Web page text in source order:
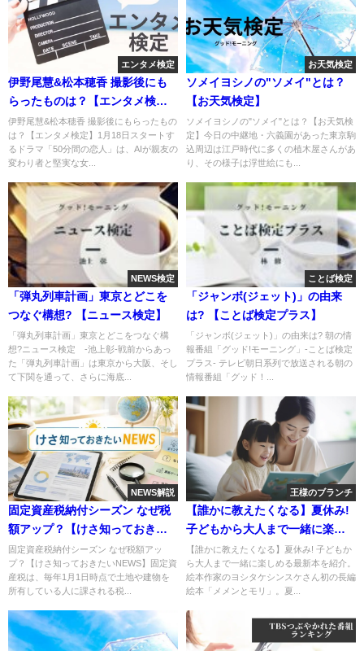
エンタメ検定
伊野尾慧&松本穂香 撮影後にも
らったものは？【エンタメ検
定】
伊野尾慧&松本穂香 撮影後にもらったもの
は？【エンタメ検定】1月18日スタートす
るドラマ「50分間の恋人」は、AIが親友の
変わり者と堅実な女...
お天気検定
ソメイヨシノの"ソメイ"とは？
【お天気検定】
ソメイヨシノの"ソメイ"とは？【お天気検
定】今日の中継地・六義園があった東京駒
込周辺は江戸時代に多くの植木屋さんがあ
り、その様子は浮世絵にも...
NEWS検定
「弾丸列車計画」東京とどこを
つなぐ構想? 【ニュース検定】
「弾丸列車計画」東京とどこをつなぐ構
想?ニュース検定 -池上彰-戦前からあっ
た「弾丸列車計画」は東京から大阪、そし
て下関を通って、さらに海底...
ことば検定
「ジャンボ(ジェット)」の由来
は? 【ことば検定プラス】
「ジャンボ(ジェット)」の由来は? 朝の情
報番組「グッド!モーニング」-ことば検定
プラス- テレビ朝日系列で放送される朝の
情報番組「グッド！...
NEWS解説
固定資産税納付シーズン なぜ税
額アップ？【けさ知っておきた
いNEWS】
固定資産税納付シーズン なぜ税額アッ
プ？【けさ知っておきたいNEWS】固定資
産税は、毎年1月1日時点で土地や建物を
所有している人に課される税...
王様のブランチ
【誰かに教えたくなる】夏休み!
子どもから大人まで一緒に楽し
める本
【誰かに教えたくなる】夏休み! 子どもか
ら大人まで一緒に楽しめる最新本を紹介。
絵本作家のヨシタケシンスケさん初の長編
絵本「メメンとモリ」。夏...